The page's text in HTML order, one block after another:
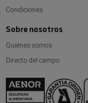
Condiciones
Sobre nosotros
Quiénes somos
Directo del campo